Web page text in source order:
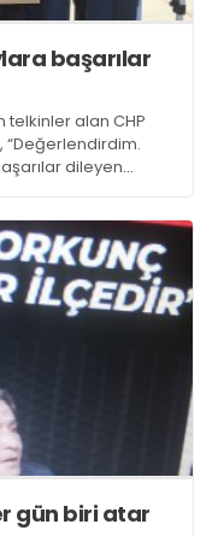
başarılar
telkinler alan CHP
“Değerlendirdim.
dileyen
gün biri atar